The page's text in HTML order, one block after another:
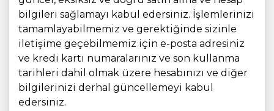
bilgileri sağlamayı kabul edersiniz. İşlemlerinizi
tamamlayabilmemiz ve gerektiğinde sizinle
iletişime geçebilmemiz için e-posta adresiniz
ve kredi kartı numaralarınız ve son kullanma
tarihleri dahil olmak üzere hesabınızı ve diğer
bilgilerinizi derhal güncellemeyi kabul
edersiniz.